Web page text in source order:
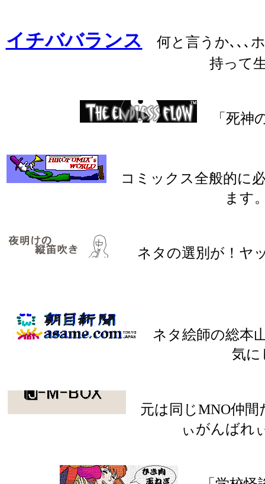
イチババランス 何と言うか､､､
持って
「死神
コミックス全般的に
ます
ネタの選別が！ヤ
ネタ絵師の総本
気に
元は同じMNO仲間
ぃがんばれ